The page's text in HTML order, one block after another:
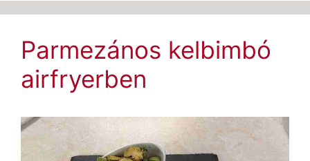
Parmezános kelbimbó
airfryerben